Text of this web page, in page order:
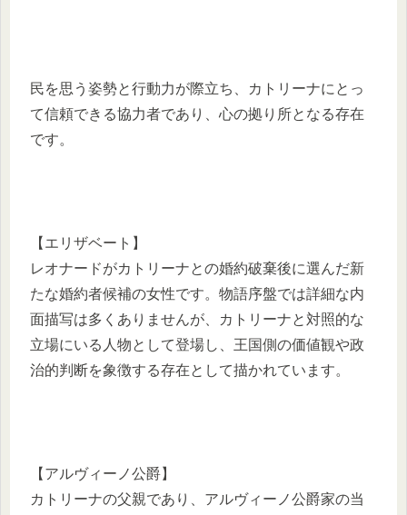
民を思う姿勢と行動力が際立ち、カトリーナにとっ
て信頼できる協力者であり、心の拠り所となる存在
です。
【エリザベート】
レオナードがカトリーナとの婚約破棄後に選んだ新
たな婚約者候補の女性です。物語序盤では詳細な内
面描写は多くありませんが、カトリーナと対照的な
立場にいる人物として登場し、王国側の価値観や政
治的判断を象徴する存在として描かれています。
【アルヴィーノ公爵】
カトリーナの父親であり、アルヴィーノ公爵家の当